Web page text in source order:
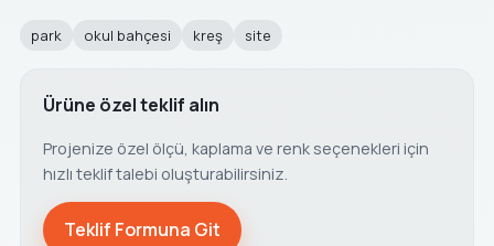
park okul bahçesi kreş site
Ürüne özel teklif alın
Projenize özel ölçü, kaplama ve renk seçenekleri için
hızlı teklif talebi oluşturabilirsiniz.
Teklif Formuna Git